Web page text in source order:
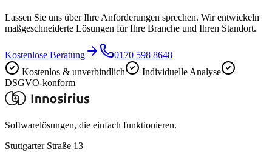
Lassen Sie uns über Ihre Anforderungen sprechen. Wir entwickeln
maßgeschneiderte Lösungen für Ihre Branche und Ihren Standort.
Kostenlose Beratung
0170 598 8648
Kostenlos & unverbindlich
Individuelle Analyse
DSGVO-konform
Softwarelösungen, die einfach funktionieren.
Stuttgarter Straße 13